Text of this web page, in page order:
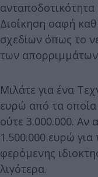
Διοίκηση σαφή
σχεδίων όπως το
των απορριμμάτων
Μιλάτε για ένα
ευρώ από τα οποία
ούτε 3.000.000. Αν
1.500.000 ευρώ
φερόμενης
λιγότερα.